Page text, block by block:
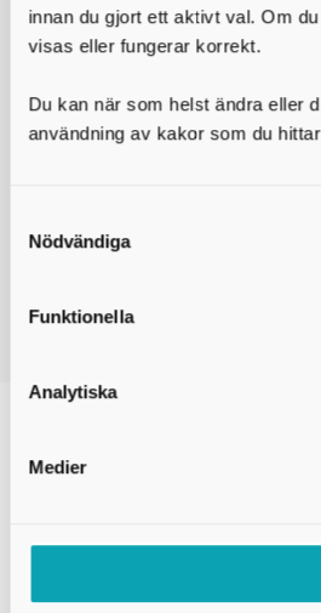
innan du gjort ett aktivt val. Om
visas eller fungerar korrekt.
Du kan när som helst ändra eller
användning av kakor som du
Nödvändiga
Funktionella
Analytiska
Medier
Fakturaadress
Användning av kakor (cookies)